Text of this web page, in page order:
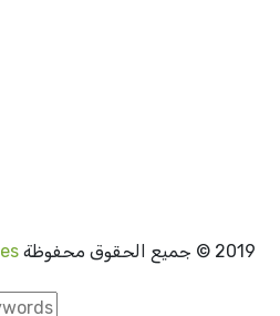
2019 © جميع الحقوق محفوظة